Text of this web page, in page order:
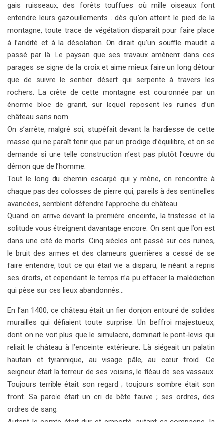
gais ruisseaux, des forêts touffues où mille oiseaux font
entendre leurs gazouillements ; dès qu’on atteint le pied de la
montagne, toute trace de végétation disparaît pour faire place
à l’aridité et à la désolation. On dirait qu’un souffle maudit a
passé par là. Le paysan que ses travaux amènent dans ces
parages se signe de la croix et aime mieux faire un long détour
que de suivre le sentier désert qui serpente à travers les
rochers. La crête de cette montagne est couronnée par un
énorme bloc de granit, sur lequel reposent les ruines d’un
château sans nom.
On s’arrête, malgré soi, stupéfait devant la hardiesse de cette
masse qui ne paraît tenir que par un prodige d’équilibre, et on se
demande si une telle construction n’est pas plutôt l’œuvre du
démon que de l’homme.
Tout le long du chemin escarpé qui y mène, on rencontre à
chaque pas des colosses de pierre qui, pareils à des sentinelles
avancées, semblent défendre l’approche du château.
Quand on arrive devant la première enceinte, la tristesse et la
solitude vous étreignent davantage encore. On sent que l’on est
dans une cité de morts. Cinq siècles ont passé sur ces ruines,
le bruit des armes et des clameurs guerrières a cessé de se
faire entendre, tout ce qui était vie a disparu, le néant a repris
ses droits, et cependant le temps n’a pu effacer la malédiction
qui pèse sur ces lieux abandonnés…
En l’an 1400, ce château était un fier donjon entouré de solides
murailles qui défiaient toute surprise. Un beffroi majestueux,
dont on ne voit plus que le simulacre, dominait le pont-levis qui
reliait le château à l’enceinte extérieure. Là siégeait un palatin
hautain et tyrannique, au visage pâle, au cœur froid. Ce
seigneur était la terreur de ses voisins, le fléau de ses vassaux.
Toujours terrible était son regard ; toujours sombre était son
front. Sa parole était un cri de bête fauve ; ses ordres, des
ordres de sang.